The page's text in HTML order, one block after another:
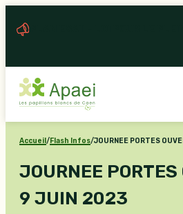
au
Accueil / Flash Infos/JOURNEE PORTES
JOURNEE PORTES
9 JUIN 2023